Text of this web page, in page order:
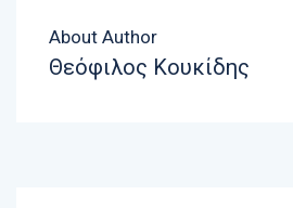
About Author
Θεόφιλος Κουκίδης